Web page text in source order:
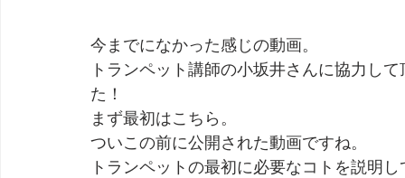
今までになかった感じの動画。
トランペット講師の小坂井さんに協力し
た！
まず最初はこちら。
ついこの前に公開された動画ですね。
トランペットの最初に必要なコトを説明